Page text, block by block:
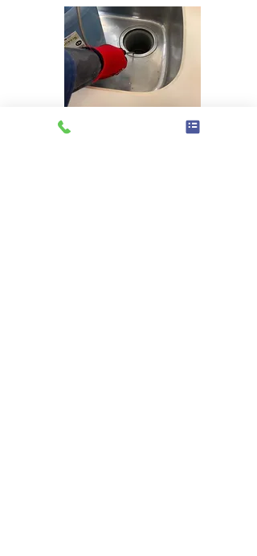
キッチンの排水管を洗浄中